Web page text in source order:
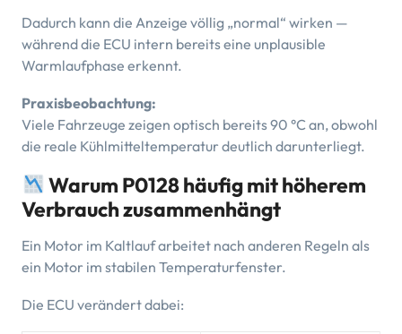
Dadurch kann die Anzeige völlig „normal“ wirken —
während die ECU intern bereits eine unplausible
Warmlaufphase erkennt.
Praxisbeobachtung:
Viele Fahrzeuge zeigen optisch bereits 90 °C an, obwohl
die reale Kühlmitteltemperatur deutlich darunterliegt.
Warum P0128 häufig mit höherem
Verbrauch zusammenhängt
Ein Motor im Kaltlauf arbeitet nach anderen Regeln als
ein Motor im stabilen Temperaturfenster.
Die ECU verändert dabei: